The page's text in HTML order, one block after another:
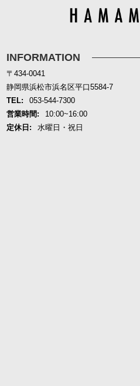
INFORMATION
〒434-0041
静岡県浜松市浜名区平口5584-7
TEL:
053-544-7300
営業時間:
10:00~16:00
定休日:
水曜日・祝日